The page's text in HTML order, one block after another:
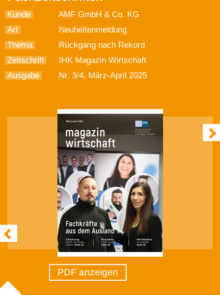
Kunde
AMF GmbH & Co. KG
Art
Neuheitenmeldung
Thema
Rückgang nach Rekord
Zeitschrift
IHK Magazin Wirtschaft
Ausgabe
Nr. 3/4, März-April 2025
PDF anzeigen